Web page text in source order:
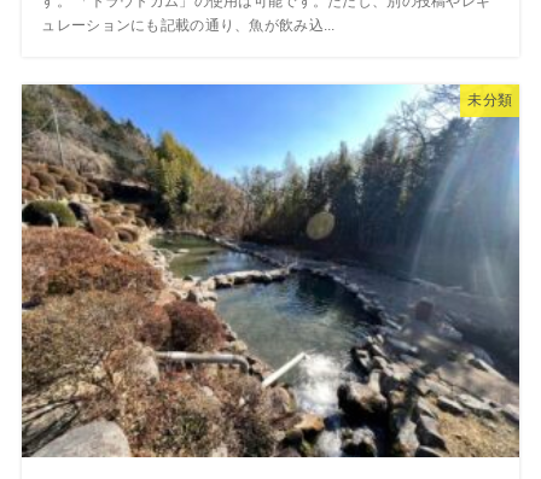
ュレーションにも記載の通り、魚が飲み込...
未分類